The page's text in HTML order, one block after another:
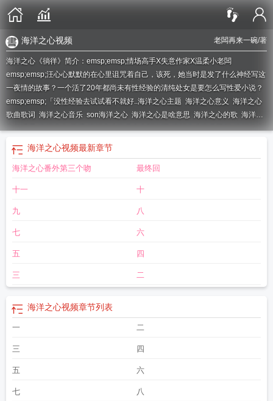
老闆再来一碗/著
海洋之心视频
海洋之心《徜徉》简介：emsp;emsp;情场高手X失意作家X温柔小老闆
emsp;emsp;汪心心默默的在心里诅咒着自己，该死，她当时是发了什么神经写这
一夜情的故事？一个活了20年都尚未有性经验的清纯处女是要怎么写性爱小说？
emsp;emsp;「没性经验去试试看不就好..海洋之心主题 海洋之心意义 海洋之心
歌曲歌词 海洋之心音乐 son海洋之心 海洋之心是啥意思 海洋之心的歌 海洋之
心的话语海洋之心 音乐海洋之心歌曲中文版歌词海洋之心歌曲视频海洋之心
海洋之心演唱 海洋之心歌曲所表达的意思
什么意思?
么海洋之心歌曲的意义海洋之心什么意思?海洋之心歌曲原唱
什么
海洋之心视频最新章节
海洋之心番外第三个吻 最终回
十一 十
九 八
七 六
五 四
三 二
海洋之心视频章节列表
一 二
三 四
五 六
七 八